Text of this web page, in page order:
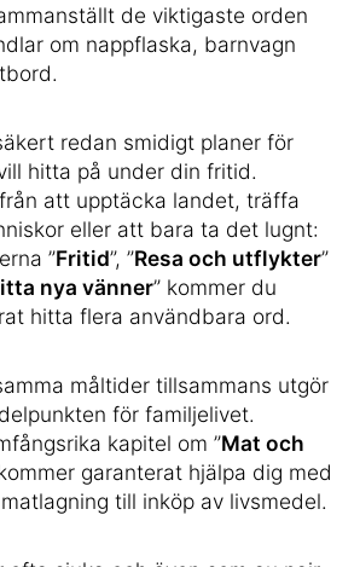
de viktigaste orden
om nappflaska, barnvagn
redan smidigt planer för
hitta på under din fritid.
att upptäcka landet, träffa
eller att bara ta det lugnt:
”Fritid”, ”Resa och utflykter”
nya vänner” kommer du
hitta flera användbara ord.
måltider tillsammans utgör
för familjelivet.
kapitel om ”Mat och
garanterat hjälpa dig med
till inköp av livsmedel.